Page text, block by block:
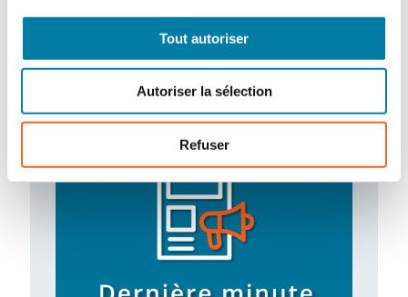
Tout autoriser
Autoriser la sélection
Refuser
verticale
Porté par des technologies plus matures et
une croissance hyper rapide, le marché
français des drones de sécurité commence